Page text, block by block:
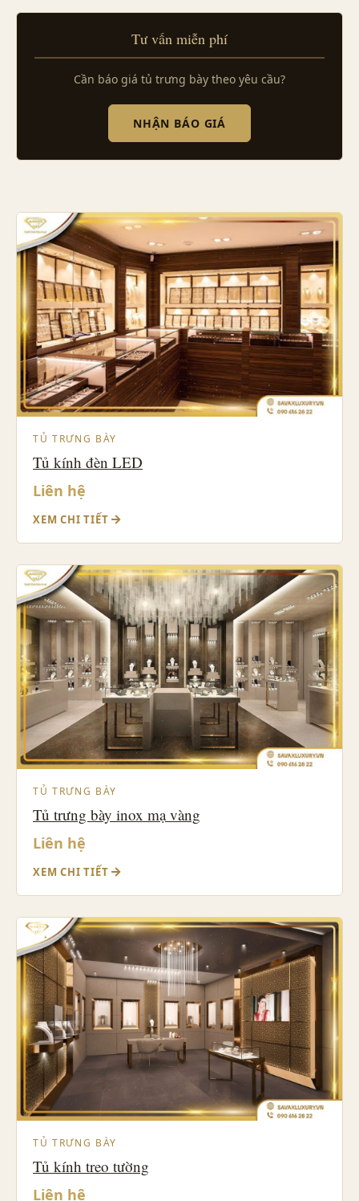
Tư vấn miễn phí
Cần báo giá tủ trưng bày theo yêu cầu?
NHẬN BÁO GIÁ
TỦ TRƯNG BÀY
Tủ kính đèn LED
Liên hệ
XEM CHI TIẾT
TỦ TRƯNG BÀY
Tủ trưng bày inox mạ vàng
Liên hệ
XEM CHI TIẾT
TỦ TRƯNG BÀY
Tủ kính treo tường
Liên hệ